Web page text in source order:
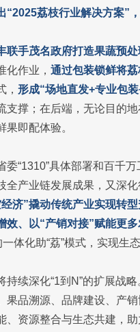
“2025荔枝行业解决方案”
联手茂名政府打造果蔬预
化作业， 通过包装锁鲜将
， 形成“场地直发+专业包
支撑；在后端，无论目的
果即配体验。
委“1310”具体部署和百千
全产业链发展成果，又深
经济”撬动传统产业实现转
效、以“产销对接”赋能更
一体化助“荔”模式，实现生
持续深化“1到N”的扩展战
果品溯源、品牌建设、产
、资源整合与生态共建，